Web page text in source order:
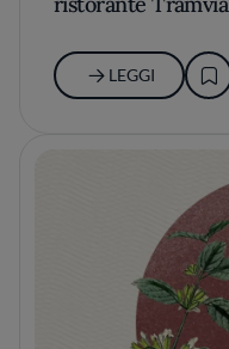
LEGGI